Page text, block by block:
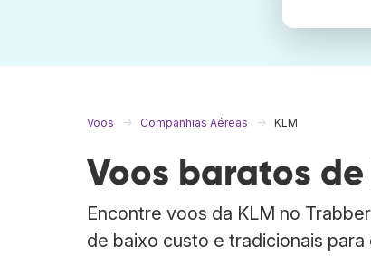
Voos Companhias Aéreas KLM
Voos baratos de
Encontre voos da KLM no
de baixo custo e tradicionais